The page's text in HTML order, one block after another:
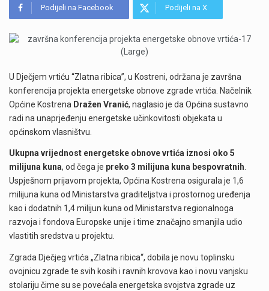
Podijeli na Facebook Podijeli na X
U Dječjem vrtiću “Zlatna ribica”, u Kostreni, održana je završna
konferencija projekta energetske obnove zgrade vrtića. Načelnik
Općine Kostrena Dražen Vranić, naglasio je da Općina sustavno
radi na unaprjeđenju energetske učinkovitosti objekata u
općinskom vlasništvu.
Ukupna vrijednost energetske obnove vrtića iznosi oko 5
milijuna kuna, od čega je preko 3 milijuna kuna bespovratnih.
Uspješnom prijavom projekta, Općina Kostrena osigurala je 1,6
milijuna kuna od Ministarstva graditeljstva i prostornog uređenja
kao i dodatnih 1,4 milijun kuna od Ministarstva regionalnoga
razvoja i fondova Europske unije i time značajno smanjila udio
vlastitih sredstva u projektu.
Zgrada Dječjeg vrtića „Zlatna ribica“, dobila je novu toplinsku
ovojnicu zgrade te svih kosih i ravnih krovova kao i novu vanjsku
stolariju čime su se povećala energetska svojstva zgrade uz